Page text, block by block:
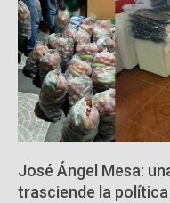
José Ángel Mesa:
trasciende la